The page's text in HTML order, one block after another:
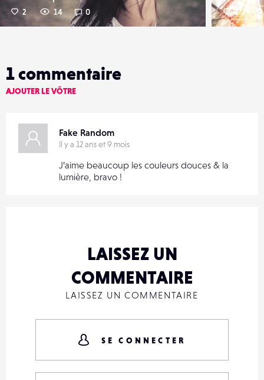
2 14 0 2
1commentaire
AJOUTER LE VÔTRE
Fake Random
Il y a 12 ans et 9 mois
J’aime beaucoup les couleurs douces & la
lumière, bravo !
LAISSEZ UN
COMMENTAIRE
LAISSEZ UN COMMENTAIRE
SE CONNECTER